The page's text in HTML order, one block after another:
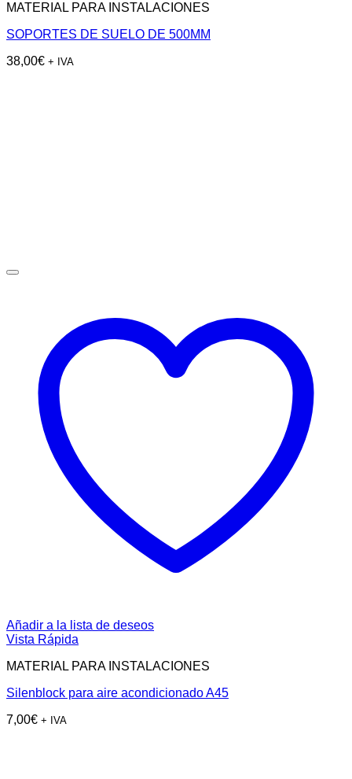
MATERIAL PARA INSTALACIONES
SOPORTES DE SUELO DE 500MM
38,00€ + IVA
Añadir a la lista de deseos
Vista Rápida
MATERIAL PARA INSTALACIONES
Silenblock para aire acondicionado A45
7,00€ + IVA